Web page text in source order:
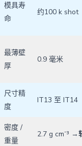
模具寿
命
约100 k shot
最薄壁
厚
0.9 毫米
尺寸精
度
IT13 至 IT14
密度 /
重量
2.7 g cm⁻³ →